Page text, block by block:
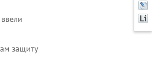
защиту